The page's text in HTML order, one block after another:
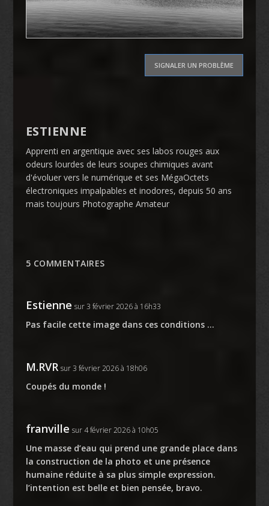
SIGNALER UN PROBLÈME
ESTIENNE
Apprenti en argentique avec ses labos rouges aux
odeurs lourdes de leurs soupes chimiques avant
d'évoluer vers le numérique et ses MégaOctets
électroniques impalpables et inodores, depuis 50 ans
mais toujours Photographe Amateur
5 COMMENTAIRES
Estienne sur 3 février 2026 à 16h33
Pas facile cette image dans ces conditions …
M.RVR sur 3 février 2026 à 18h06
Coupés du monde !
franville sur 4 février 2026 à 10h05
Une masse d’eau qui prend une grande place dans
la construction de la photo et une présence
humaine réduite à sa plus simple expression.
l’intention est belle et bien pensée, bravo.